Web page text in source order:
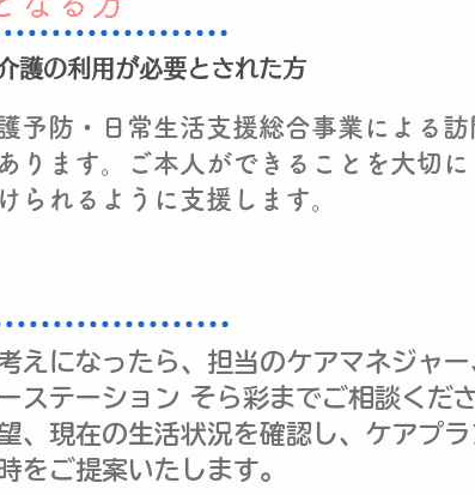
護の利用が必要とされた方
予防・日常生活支援総合事業による
ります。ご本人ができることを大切に
られるように支援します。
えになったら、担当のケアマネジャ
ステーション そら彩までご相談くださ
、現在の生活状況を確認し、ケアプ
をご提案いたします。